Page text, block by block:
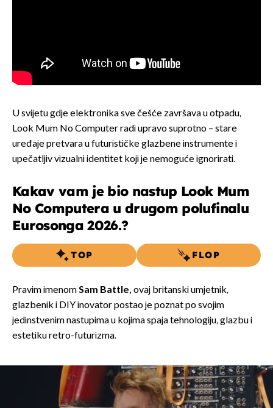
U svijetu gdje elektronika sve češće završava u otpadu,
Look Mum No Computer radi upravo suprotno – stare
uređaje pretvara u futurističke glazbene instrumente i
upečatljiv vizualni identitet koji je nemoguće ignorirati.
Kakav vam je bio nastup Look Mum
No Computera u drugom polufinalu
Eurosonga 2026.?
TOP FLOP
Pravim imenomSam Battle, ovaj britanski umjetnik,
glazbenik i DIY inovator postao je poznat po svojim
jedinstvenim nastupima u kojima spaja tehnologiju, glazbu i
estetiku retro-futurizma.